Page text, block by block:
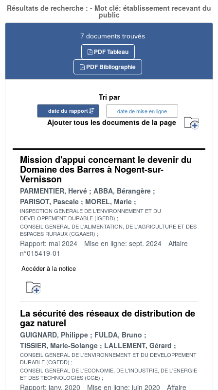
Résultats de recherche : - Mot clé: établissement recevant du
public
7 documents trouvés
PDF Tableau
PDF Bibliographie
Tri par
date du rapport date de mise en ligne
Ajouter tous les documents de la page
Mission d'appui concernant le devenir du
Domaine des Barres à Nogent-sur-
Vernisson
PARMENTIER, Hervé
ABBA, Bérangère
PARISOT, Pascale
MOREL, Marie
INSPECTION GENERALE DE L'ENVIRONNEMENT ET DU
DEVELOPPEMENT DURABLE (IGEDD)
CONSEIL GENERAL DE L'ALIMENTATION, DE L'AGRICULTURE ET DES
ESPACES RURAUX (CGAAER)
Rapport: mai 2024 Mise en ligne: sept. 2024
Affaire
n°015419-01
Accéder à la notice
La sécurité des réseaux de distribution de
gaz naturel
GUIGNARD, Philippe
FULDA, Bruno
TISSIER, Marie-Solange
LALLEMENT, Gérard
CONSEIL GENERAL DE L'ENVIRONNEMENT ET DU DEVELOPPEMENT
DURABLE (CGEDD)
CONSEIL GENERAL DE L'ECONOMIE, DE L'INDUSTRIE, DE L'ENERGIE
ET DES TECHNOLOGIES (CGE)
Rapport: janv. 2020 Mise en ligne: juin 2020 Affaire